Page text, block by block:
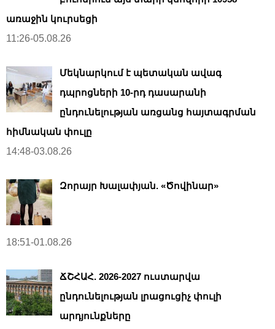
առաջին կուրսեցի
11:26-05.08.26
Մեկնարկում է պետական ավագ
դպրոցների 10-րդ դասարանի
ընդունելության առցանց հայտագրման
հիմնական փուլը
14:48-03.08.26
Զորայր Խալափյան. «Ծովինար»
18:51-01.08.26
ՃՇՀԱՀ. 2026-2027 ուստարվա
ընդունելության լրացուցիչ փուլի
արդյունքները